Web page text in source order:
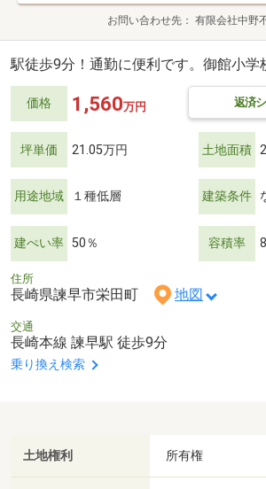
お問い合わせ先 有限会社中野
駅徒歩9分！通勤に便利です。御館小学
価格 返済
1,560万円
坪単価 21.05万円 土地面積
用途地域 １種低層 建築条件
建ぺい率 50％ 容積率
住所
長崎県諫早市栄田町 地図
交通
長崎本線 諫早駅 徒歩9分
乗り換え検索
土地権利 所有権